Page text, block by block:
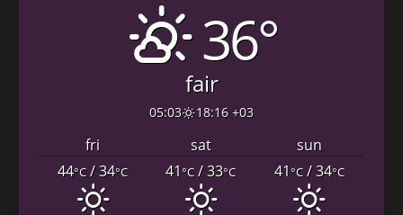
36°
fair
05:03 18:16 +03
fri sat
sun
44°C/ 34°C 41°C/ 33°C 41°C/ 34°C